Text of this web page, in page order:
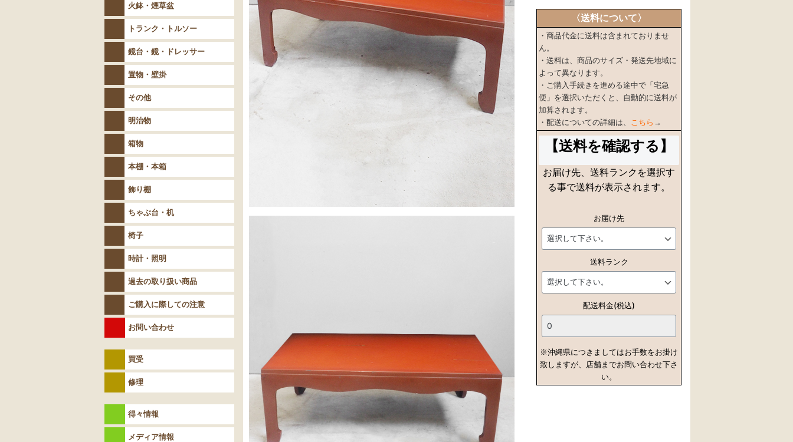
火鉢・煙草盆
トランク・トルソー
鏡台・鏡・ドレッサー
置物・壁掛
その他
明治物
箱物
本棚・本箱
飾り棚
ちゃぶ台・机
椅子
時計・照明
過去の取り扱い商品
ご購入に際しての注意
お問い合わせ
買受
修理
得々情報
メディア情報